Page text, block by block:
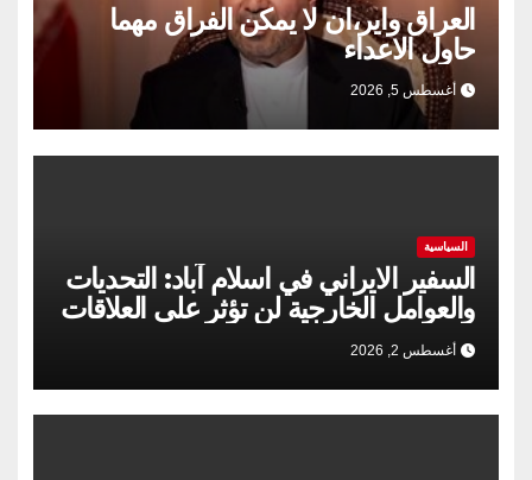
العراق واير،ان لا يمكن الفراق مهما
حاول الاعداء
أغسطس 5, 2026
السياسية
السفير الايراني في اسلام آباد: التحديات
والعوامل الخارجية لن تؤثر على العلاقات
الإيرانية الباكستانية
أغسطس 2, 2026